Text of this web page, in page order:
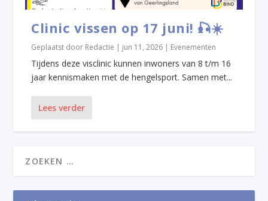
Clinic vissen op 17 juni! 🎣☀️
Geplaatst door Redactie | jun 11, 2026 | Evenementen
Tijdens deze visclinic kunnen inwoners van 8 t/m 16
jaar kennismaken met de hengelsport. Samen met...
Lees verder